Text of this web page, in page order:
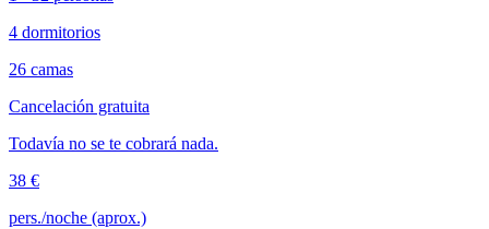
4 dormitorios
26 camas
Cancelación gratuita
Todavía no se te cobrará nada.
38 €
pers./noche (aprox.)